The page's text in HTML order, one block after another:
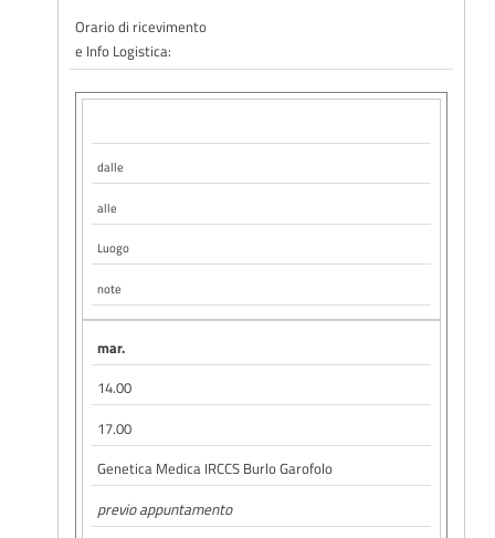
Orario di ricevimento
e Info Logistica:
dalle
alle
Luogo
note
mar.
14.00
17.00
Genetica Medica IRCCS Burlo Garofolo
previo appuntamento